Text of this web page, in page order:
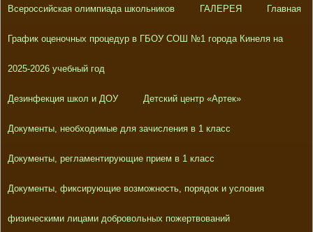
Всероссийская олимпиада школьников ГАЛЕРЕЯ Главная
График оценочных процедур в ГБОУ СОШ №1 города Кинеля на
2025-2026 учебный год
Дезинфекция школ и ДОУ Детский центр «Артек»
Документы, необходимые для зачисления в 1 класс
Документы, регламентирующие прием в 1 класс
Документы, фиксирующие возможность, порядок и условия
физическими лицами добровольных пожертвований